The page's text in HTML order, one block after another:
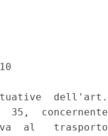
dell'art.
concernente
al   trasporto